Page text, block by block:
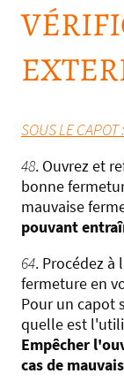
SOUS LE CAPOT :
48. Ouvrez et
bonne
mauvaise
pouvant
64. Procédez à
fermeture en
Pour un capot
quelle est
Empêcher
cas de